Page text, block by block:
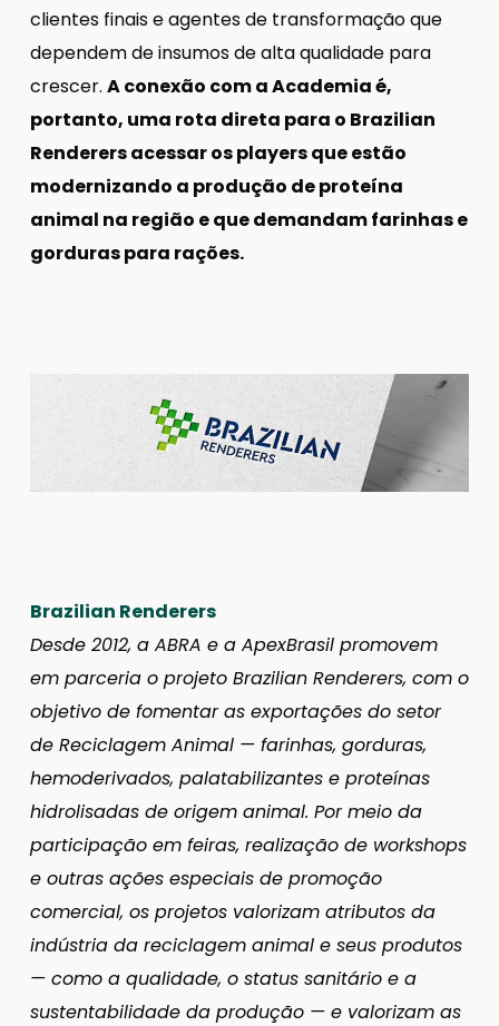
clientes finais e agentes de transformação que
dependem de insumos de alta qualidade para
crescer. A conexão com a Academia é,
portanto, uma rota direta para o Brazilian
Renderers acessar os players que estão
modernizando a produção de proteína
animal na região e que demandam farinhas e
gorduras para rações.
Brazilian Renderers
Desde 2012, a ABRA e a ApexBrasil promovem
em parceria o projeto Brazilian Renderers, com o
objetivo de fomentar as exportações do setor
de Reciclagem Animal — farinhas, gorduras,
hemoderivados, palatabilizantes e proteínas
hidrolisadas de origem animal. Por meio da
participação em feiras, realização de workshops
e outras ações especiais de promoção
comercial, os projetos valorizam atributos da
indústria da reciclagem animal e seus produtos
— como a qualidade, o status sanitário e a
sustentabilidade da produção — e valorizam as